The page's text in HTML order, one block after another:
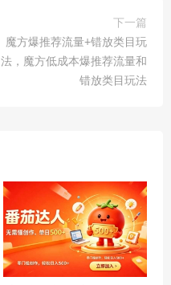
下一篇
魔方爆推荐流量+错放类目玩
法，魔方低成本爆推荐流量和
错放类目玩法